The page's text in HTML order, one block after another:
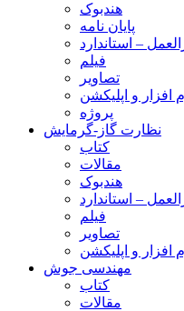
هندبوک
پایان نامه
– استاندارد
فیلم
تصاویر
افزار و اپلیکشن
پروژه
نظارت گاز-گرمایش
کتاب
مقالات
هندبوک
– استاندارد
فیلم
تصاویر
افزار و اپلیکشن
مهندسی جوش
کتاب
مقالات